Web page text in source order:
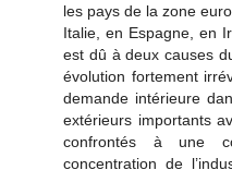
les pays de la zone
Italie, en Espagne, en
est dû à deux causes
évolution fortement
demande intérieure
extérieurs importants
confrontés à une
concentration de